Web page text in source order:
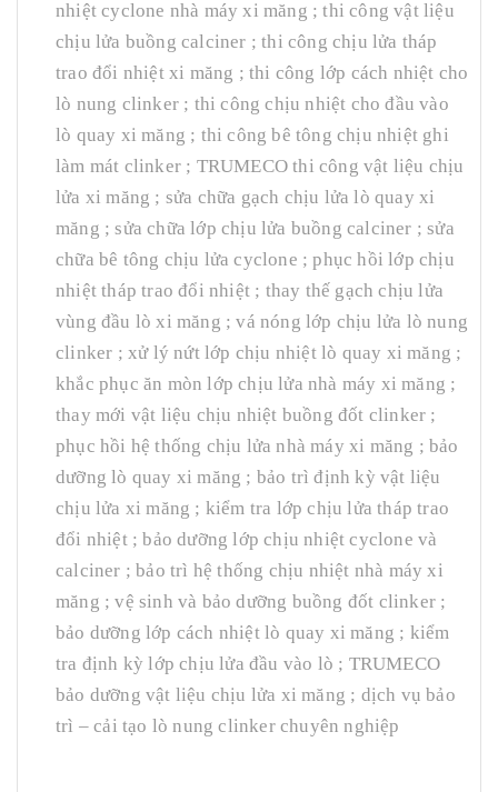
nhiệt cyclone nhà máy xi măng ; thi công vật liệu
chịu lửa buồng calciner ; thi công chịu lửa tháp
trao đổi nhiệt xi măng ; thi công lớp cách nhiệt cho
lò nung clinker ; thi công chịu nhiệt cho đầu vào
lò quay xi măng ; thi công bê tông chịu nhiệt ghi
làm mát clinker ; TRUMECO thi công vật liệu chịu
lửa xi măng ; sửa chữa gạch chịu lửa lò quay xi
măng ; sửa chữa lớp chịu lửa buồng calciner ; sửa
chữa bê tông chịu lửa cyclone ; phục hồi lớp chịu
nhiệt tháp trao đổi nhiệt ; thay thế gạch chịu lửa
vùng đầu lò xi măng ; vá nóng lớp chịu lửa lò nung
clinker ; xử lý nứt lớp chịu nhiệt lò quay xi măng ;
khắc phục ăn mòn lớp chịu lửa nhà máy xi măng ;
thay mới vật liệu chịu nhiệt buồng đốt clinker ;
phục hồi hệ thống chịu lửa nhà máy xi măng ; bảo
dưỡng lò quay xi măng ; bảo trì định kỳ vật liệu
chịu lửa xi măng ; kiểm tra lớp chịu lửa tháp trao
đổi nhiệt ; bảo dưỡng lớp chịu nhiệt cyclone và
calciner ; bảo trì hệ thống chịu nhiệt nhà máy xi
măng ; vệ sinh và bảo dưỡng buồng đốt clinker ;
bảo dưỡng lớp cách nhiệt lò quay xi măng ; kiểm
tra định kỳ lớp chịu lửa đầu vào lò ; TRUMECO
bảo dưỡng vật liệu chịu lửa xi măng ; dịch vụ bảo
trì – cải tạo lò nung clinker chuyên nghiệp